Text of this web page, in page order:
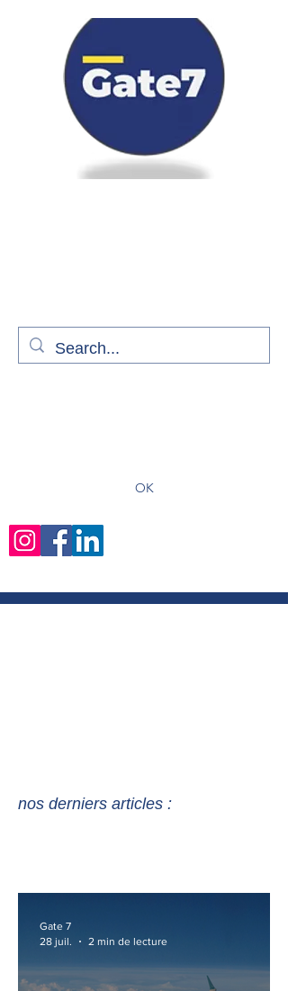
OK
nos derniers articles :
Gate 7
28 juil.
2 min de lecture